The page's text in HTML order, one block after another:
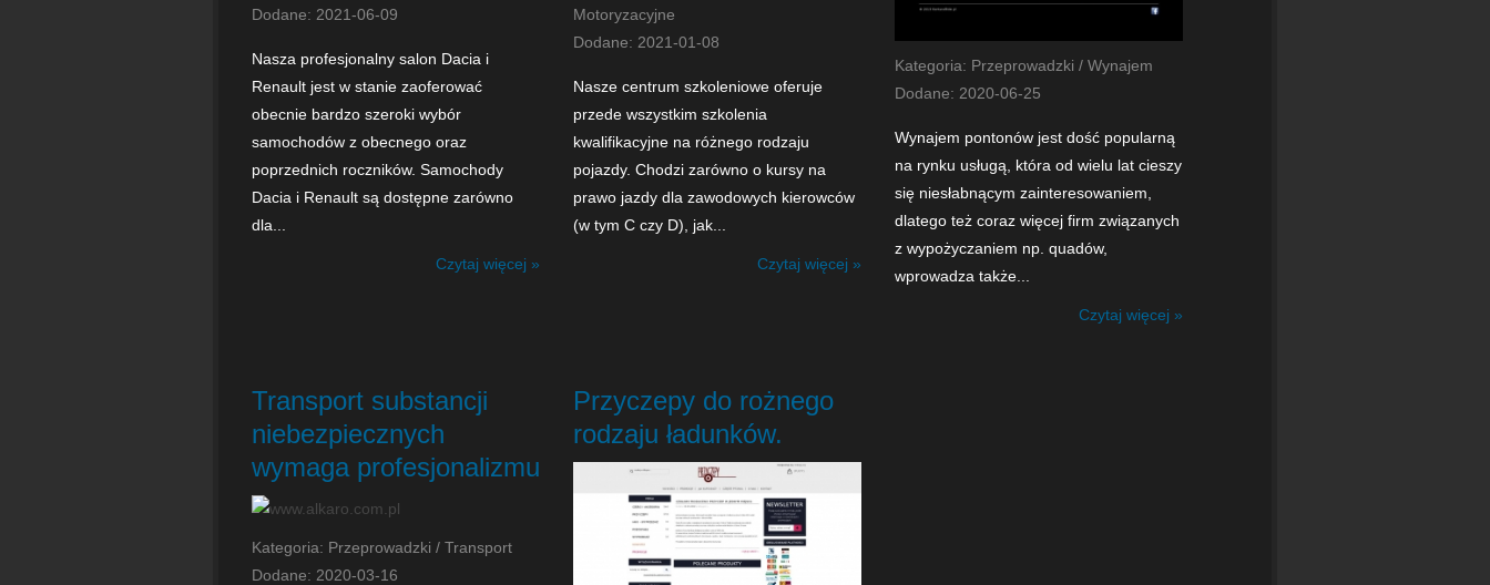
Dodane: 2021-06-09
Nasza profesjonalny salon Dacia i
Renault jest w stanie zaoferować
obecnie bardzo szeroki wybór
samochodów z obecnego oraz
poprzednich roczników. Samochody
Dacia i Renault są dostępne zarówno
dla...
Czytaj więcej »
Motoryzacyjne
Dodane: 2021-01-08
Nasze centrum szkoleniowe oferuje
przede wszystkim szkolenia
kwalifikacyjne na różnego rodzaju
pojazdy. Chodzi zarówno o kursy na
prawo jazdy dla zawodowych kierowców
(w tym C czy D), jak...
Czytaj więcej »
Kategoria: Przeprowadzki / Wynajem
Dodane: 2020-06-25
Wynajem pontonów jest dość popularną
na rynku usługą, która od wielu lat cieszy
się niesłabnącym zainteresowaniem,
dlatego też coraz więcej firm związanych
z wypożyczaniem np. quadów,
wprowadza także...
Czytaj więcej »
Transport substancji
niebezpiecznych
wymaga profesjonalizmu
Kategoria: Przeprowadzki / Transport
Dodane: 2020-03-16
Przyczepy do rożnego
rodzaju ładunków.